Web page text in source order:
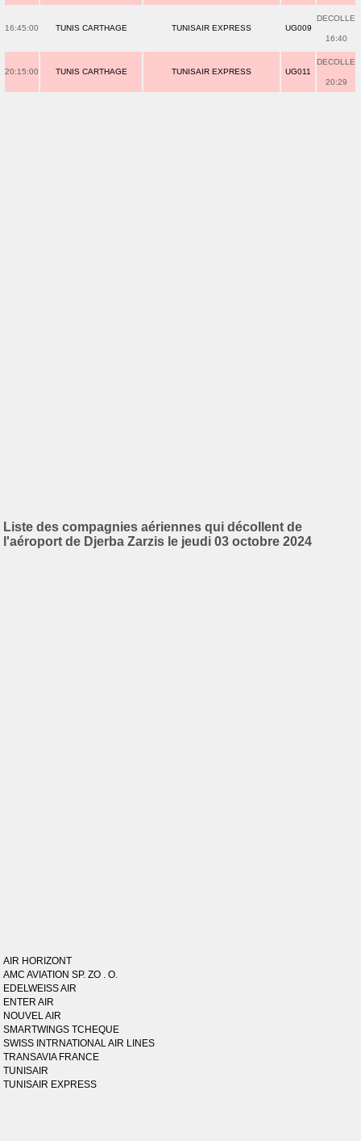
16:45:00 TUNIS CARTHAGE TUNISAIR EXPRESS UG009
DECOLLE
16:40
20:15:00 TUNIS CARTHAGE TUNISAIR EXPRESS UG011
DECOLLE
20:29
Liste des compagnies aériennes qui décollent de
l'aéroport de Djerba Zarzis le jeudi 03 octobre 2024
AIR HORIZONT
AMC AVIATION SP. ZO . O.
EDELWEISS AIR
ENTER AIR
NOUVEL AIR
SMARTWINGS TCHEQUE
SWISS INTRNATIONAL AIR LINES
TRANSAVIA FRANCE
TUNISAIR
TUNISAIR EXPRESS